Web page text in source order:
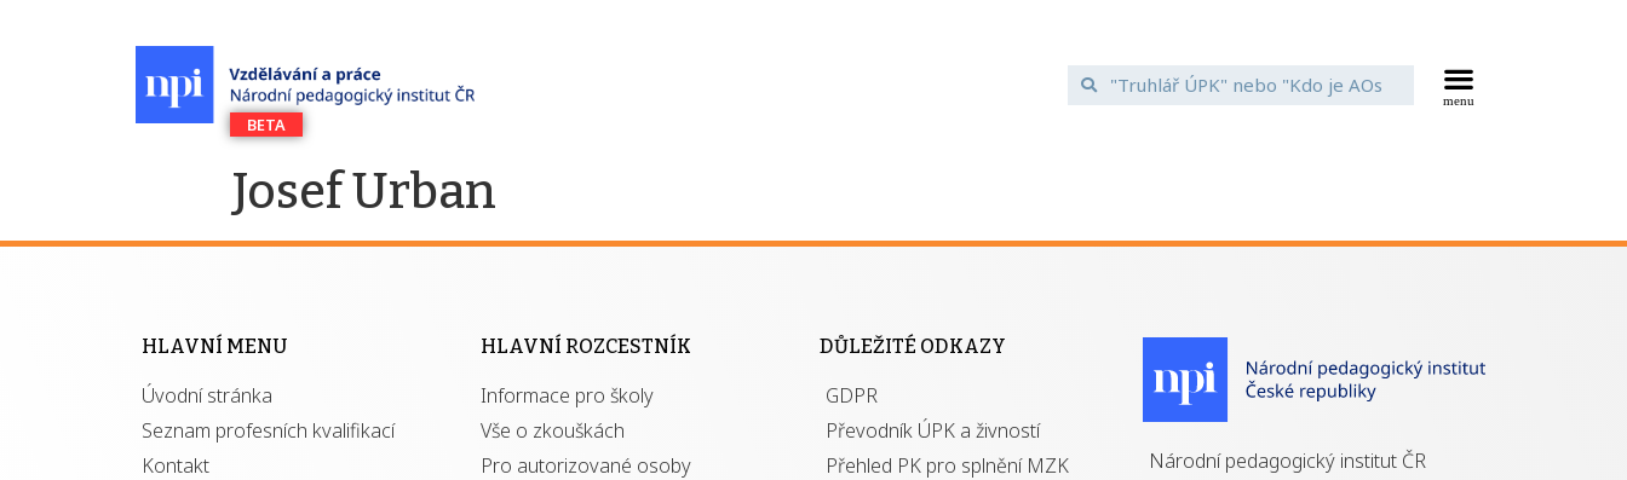
Josef Urban
HLAVNÍ MENU
Úvodní stránka
Seznam profesních kvalifikací
Kontakt
HLAVNÍ ROZCESTNÍK
Informace pro školy
Vše o zkouškách
Pro autorizované osoby
DŮLEŽITÉ ODKAZY
GDPR
Převodník ÚPK a živností
Přehled PK pro splnění MZK
Národní pedagogický institut ČR